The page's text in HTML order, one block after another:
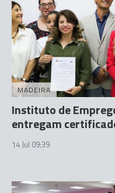
MADEIRA
Instituto de
entregam
14 Jul 09:39